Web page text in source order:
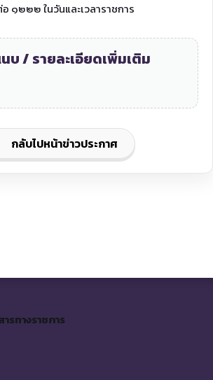
๒๒ ในวันและเวลาราชการ
บ / รายละเอียดเพิ่มเติม
กลับไปหน้าข่าวประกาศ
รทางราชการ